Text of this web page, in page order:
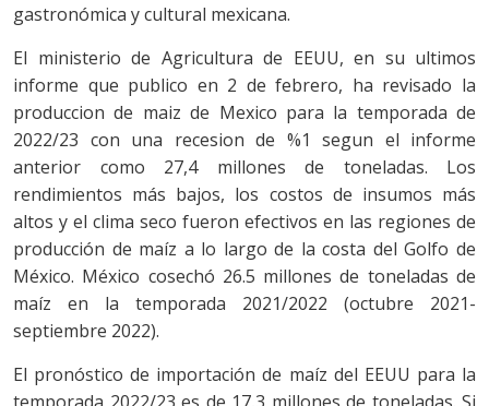
gastronómica y cultural mexicana.
El ministerio de Agricultura de EEUU, en su ultimos
informe que publico en 2 de febrero, ha revisado la
produccion de maiz de Mexico para la temporada de
2022/23 con una recesion de %1 segun el informe
anterior como 27,4 millones de toneladas. Los
rendimientos más bajos, los costos de insumos más
altos y el clima seco fueron efectivos en las regiones de
producción de maíz a lo largo de la costa del Golfo de
México. México cosechó 26.5 millones de toneladas de
maíz en la temporada 2021/2022 (octubre 2021-
septiembre 2022).
El pronóstico de importación de maíz del EEUU para la